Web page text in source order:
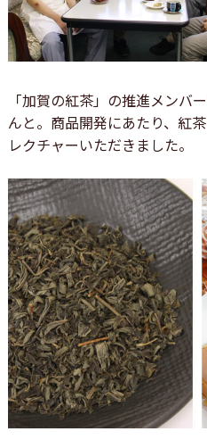
「加賀の紅茶」の推進メンバ
んと。商品開発にあたり、紅
レクチャーいただきました。